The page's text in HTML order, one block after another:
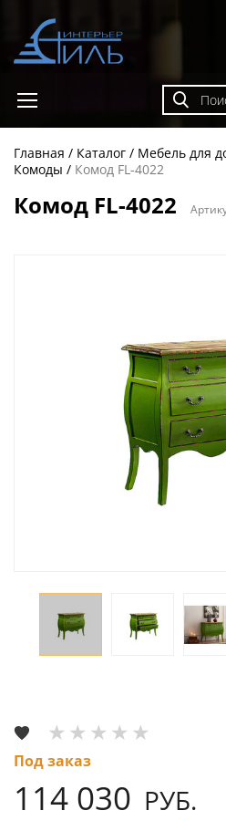
Главная Каталог Мебель для
Комоды
Комод FL-4022
Комод FL-4022
Под заказ
114 030 РУБ.